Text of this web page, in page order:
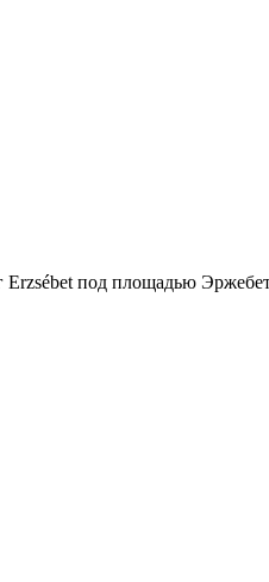
под площадью